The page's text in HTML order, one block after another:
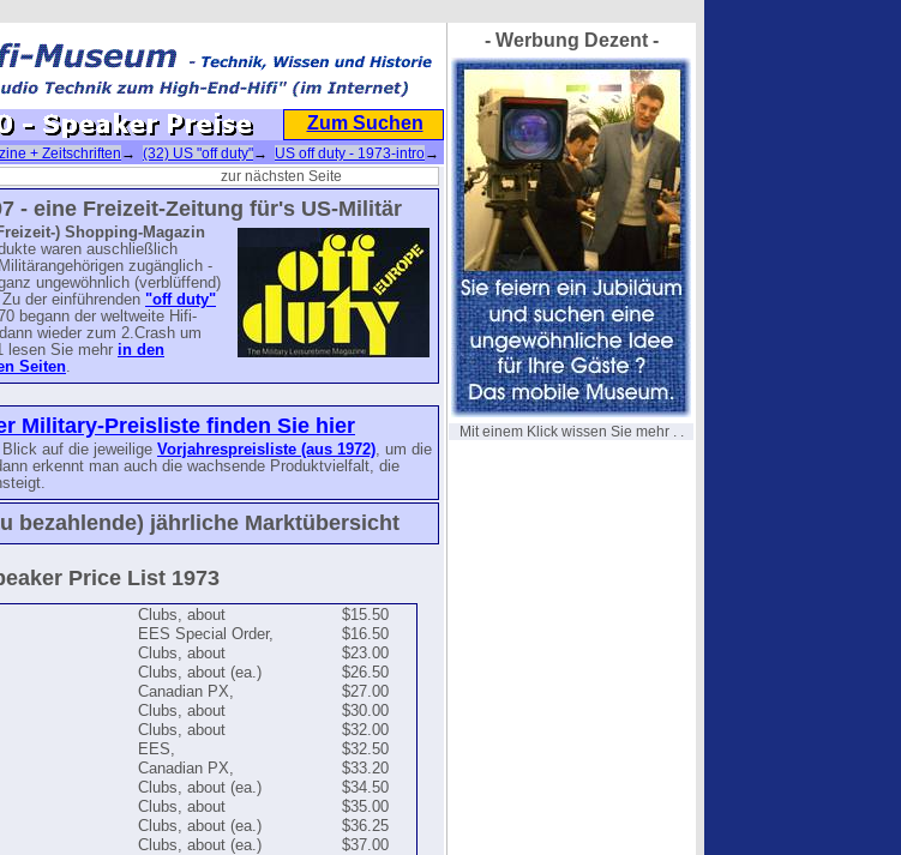
Zum Suchen
+ Zeitschriften → (32) US "off duty"→ US off duty - 1973-intro→
zur nächsten Seite
- eine Freizeit-Zeitung für's US-Militär
) Shopping-Magazin
waren auschließlich
zugänglich -
ungewöhnlich (verblüffend)
Zu der einführenden "off duty"
begann der weltweite Hifi-
wieder zum 2.Crash um
lesen Sie mehr in den
Seiten.
Military-Preisliste finden Sie hier
auf die jeweilige Vorjahrespreisliste (aus 1972), um die
erkennt man auch die wachsende Produktvielfalt, die
bezahlende) jährliche Marktübersicht
Price List 1973
Clubs, about
$15.50
EES Special Order,
$16.50
Clubs, about
$23.00
Clubs, about (ea.)
$26.50
Canadian PX,
$27.00
Clubs, about
$30.00
Clubs, about
$32.00
EES,
$32.50
Canadian PX,
$33.20
Clubs, about (ea.)
$34.50
Clubs, about
$35.00
Clubs, about (ea.)
$36.25
Clubs, about (ea.)
$37.00
- Werbung Dezent -
Mit einem Klick wissen Sie mehr . .